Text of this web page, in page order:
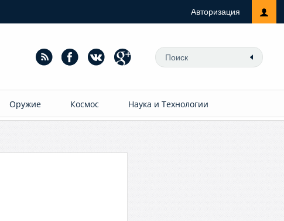
Авторизация
Оружие Космос Наука и Технологии